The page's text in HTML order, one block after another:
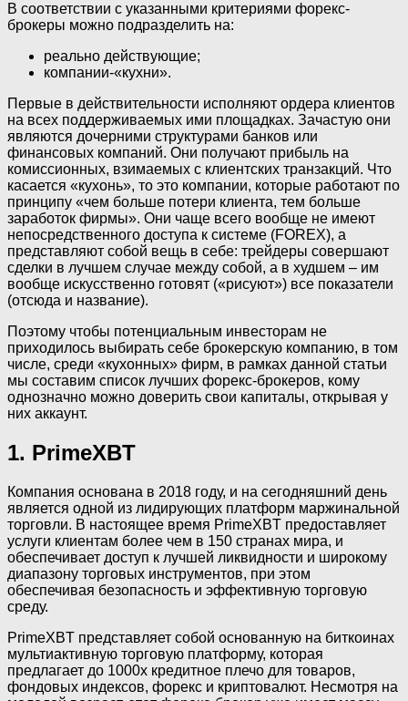
В соответствии с указанными критериями форекс-
брокеры можно подразделить на:
реально действующие;
компании-«кухни».
Первые в действительности исполняют ордера клиентов
на всех поддерживаемых ими площадках. Зачастую они
являются дочерними структурами банков или
финансовых компаний. Они получают прибыль на
комиссионных, взимаемых с клиентских транзакций. Что
касается «кухонь», то это компании, которые работают по
принципу «чем больше потери клиента, тем больше
заработок фирмы». Они чаще всего вообще не имеют
непосредственного доступа к системе (FOREX), а
представляют собой вещь в себе: трейдеры совершают
сделки в лучшем случае между собой, а в худшем – им
вообще искусственно готовят («рисуют») все показатели
(отсюда и название).
Поэтому чтобы потенциальным инвесторам не
приходилось выбирать себе брокерскую компанию, в том
числе, среди «кухонных» фирм, в рамках данной статьи
мы составим список лучших форекс-брокеров, кому
однозначно можно доверить свои капиталы, открывая у
них аккаунт.
1. PrimeXBT
Компания основана в 2018 году, и на сегодняшний день
является одной из лидирующих платформ маржинальной
торговли. В настоящее время PrimeXBT предоставляет
услуги клиентам более чем в 150 странах мира, и
обеспечивает доступ к лучшей ликвидности и широкому
диапазону торговых инструментов, при этом
обеспечивая безопасность и эффективную торговую
среду.
PrimeXBT представляет собой основанную на биткоинах
мультиактивную торговую платформу, которая
предлагает до 1000x кредитное плечо для товаров,
фондовых индексов, форекс и криптовалют. Несмотря на